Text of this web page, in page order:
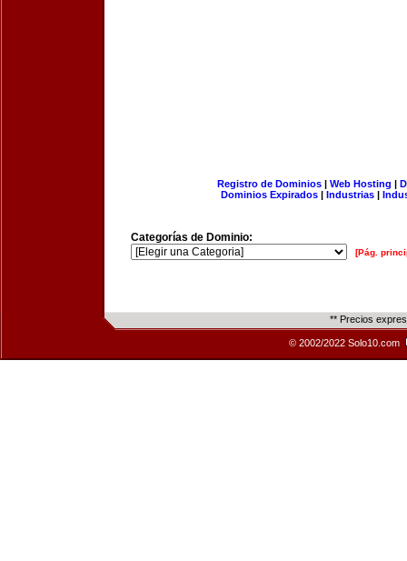
Registro de Dominios| Web Hosting |
Dominios Expirados | Industrias |
Categorías de Dominio:
[Pág.
** Precios
© 2002/2022 Solo10.com